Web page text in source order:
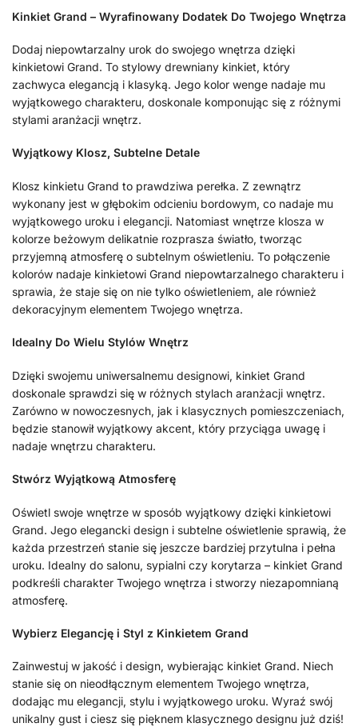
Kinkiet Grand – Wyrafinowany Dodatek Do Twojego Wnętrza
Dodaj niepowtarzalny urok do swojego wnętrza dzięki
kinkietowi Grand. To stylowy drewniany kinkiet, który
zachwyca elegancją i klasyką. Jego kolor wenge nadaje mu
wyjątkowego charakteru, doskonale komponując się z różnymi
stylami aranżacji wnętrz.
Wyjątkowy Klosz, Subtelne Detale
Klosz kinkietu Grand to prawdziwa perełka. Z zewnątrz
wykonany jest w głębokim odcieniu bordowym, co nadaje mu
wyjątkowego uroku i elegancji. Natomiast wnętrze klosza w
kolorze beżowym delikatnie rozprasza światło, tworząc
przyjemną atmosferę o subtelnym oświetleniu. To połączenie
kolorów nadaje kinkietowi Grand niepowtarzalnego charakteru i
sprawia, że staje się on nie tylko oświetleniem, ale również
dekoracyjnym elementem Twojego wnętrza.
Idealny Do Wielu Stylów Wnętrz
Dzięki swojemu uniwersalnemu designowi, kinkiet Grand
doskonale sprawdzi się w różnych stylach aranżacji wnętrz.
Zarówno w nowoczesnych, jak i klasycznych pomieszczeniach,
będzie stanowił wyjątkowy akcent, który przyciąga uwagę i
nadaje wnętrzu charakteru.
Stwórz Wyjątkową Atmosferę
Oświetl swoje wnętrze w sposób wyjątkowy dzięki kinkietowi
Grand. Jego elegancki design i subtelne oświetlenie sprawią, że
każda przestrzeń stanie się jeszcze bardziej przytulna i pełna
uroku. Idealny do salonu, sypialni czy korytarza – kinkiet Grand
podkreśli charakter Twojego wnętrza i stworzy niezapomnianą
atmosferę.
Wybierz Elegancję i Styl z Kinkietem Grand
Zainwestuj w jakość i design, wybierając kinkiet Grand. Niech
stanie się on nieodłącznym elementem Twojego wnętrza,
dodając mu elegancji, stylu i wyjątkowego uroku. Wyraź swój
unikalny gust i ciesz się pięknem klasycznego designu już dziś!